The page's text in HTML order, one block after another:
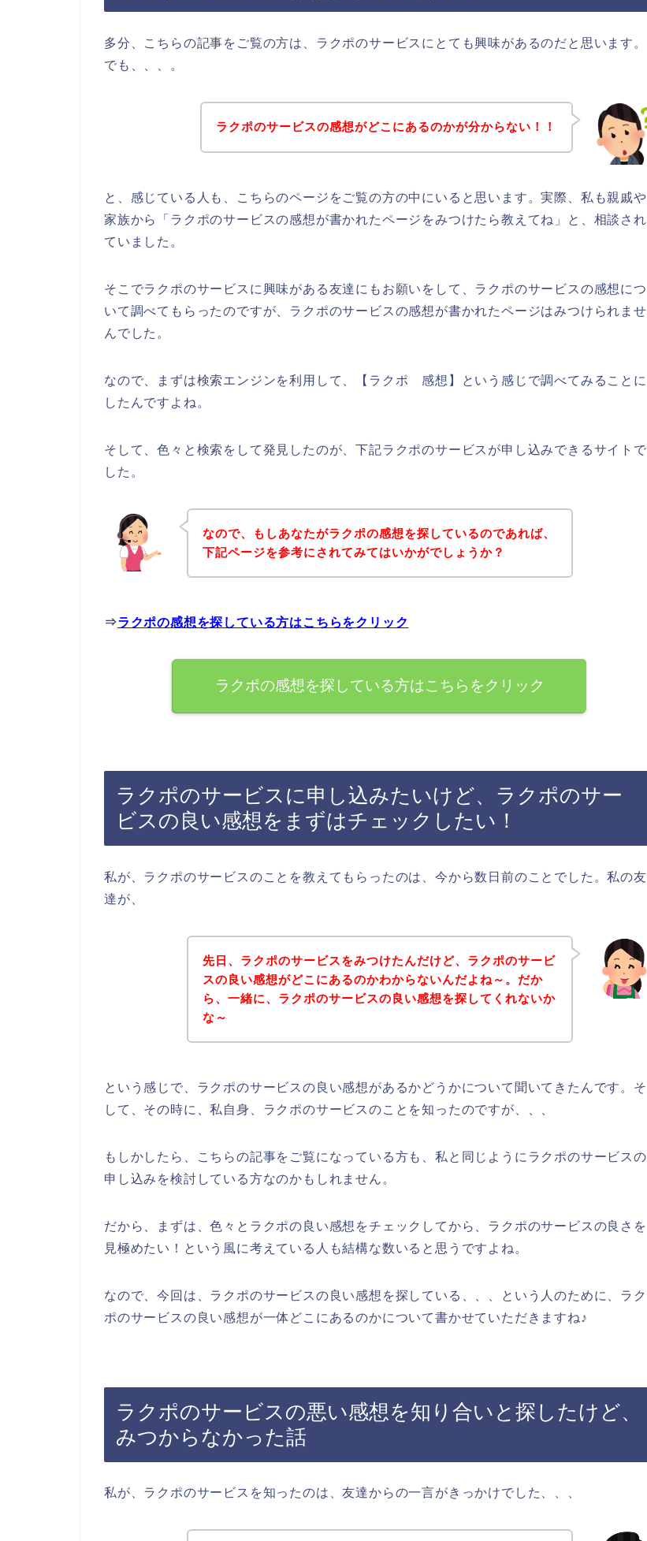
多分、こちらの記事をご覧の方は、ラクポのサービスにとても興味があるのだと思います。
でも、、、。
ラクポのサービスの感想がどこにあるのかが分からない！！
と、感じている人も、こちらのページをご覧の方の中にいると思います。実際、私も親戚や
家族から「ラクポのサービスの感想が書かれたページをみつけたら教えてね」と、相談され
ていました。
そこでラクポのサービスに興味がある友達にもお願いをして、ラクポのサービスの感想につ
いて調べてもらったのですが、ラクポのサービスの感想が書かれたページはみつけられませ
んでした。
なので、まずは検索エンジンを利用して、【ラクポ 感想】という感じで調べてみることに
したんですよね。
そして、色々と検索をして発見したのが、下記ラクポのサービスが申し込みできるサイトで
した。
なので、もしあなたがラクポの感想を探しているのであれば、
下記ページを参考にされてみてはいかがでしょうか？
⇒ラクポの感想を探している方はこちらをクリック
ラクポの感想を探している方はこちらをクリック
ラクポのサービスに申し込みたいけど、ラクポのサー
ビスの良い感想をまずはチェックしたい！
私が、ラクポのサービスのことを教えてもらったのは、今から数日前のことでした。私の友
達が、
先日、ラクポのサービスをみつけたんだけど、ラクポのサービ
スの良い感想がどこにあるのかわからないんだよね～。だか
ら、一緒に、ラクポのサービスの良い感想を探してくれないか
な～
という感じで、ラクポのサービスの良い感想があるかどうかについて聞いてきたんです。そ
して、その時に、私自身、ラクポのサービスのことを知ったのですが、、、
もしかしたら、こちらの記事をご覧になっている方も、私と同じようにラクポのサービスの
申し込みを検討している方なのかもしれません。
だから、まずは、色々とラクポの良い感想をチェックしてから、ラクポのサービスの良さを
見極めたい！という風に考えている人も結構な数いると思うですよね。
なので、今回は、ラクポのサービスの良い感想を探している、、、という人のために、ラク
ポのサービスの良い感想が一体どこにあるのかについて書かせていただきますね♪
ラクポのサービスの悪い感想を知り合いと探したけど、
みつからなかった話
私が、ラクポのサービスを知ったのは、友達からの一言がきっかけでした、、、